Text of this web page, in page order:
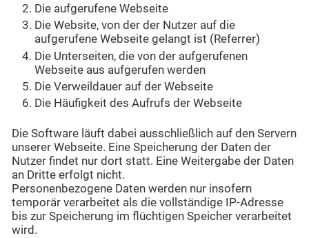
Die aufgerufene Webseite
Die Website, von der der Nutzer auf die
aufgerufene Webseite gelangt ist (Referrer)
Die Unterseiten, die von der aufgerufenen
Webseite aus aufgerufen werden
Die Verweildauer auf der Webseite
Die Häufigkeit des Aufrufs der Webseite
Die Software läuft dabei ausschließlich auf den Servern
unserer Webseite. Eine Speicherung der Daten der
Nutzer findet nur dort statt. Eine Weitergabe der Daten
an Dritte erfolgt nicht.
Personenbezogene Daten werden nur insofern
temporär verarbeitet als die vollständige IP-Adresse
bis zur Speicherung im flüchtigen Speicher verarbeitet
wird.